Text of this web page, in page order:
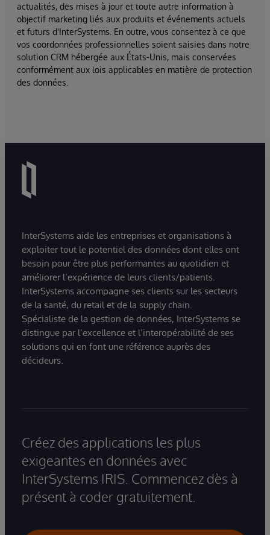
actualités, des mises à jour et toute autre information à
objectif marketing liés aux produits et événements actuels
et futurs d'InterSystems. En outre, vous consentez à ce que
vos coordonnées professionnelles soient saisies dans notre
solution CRM hébergée aux États-Unis, mais conservées
conformément aux lois applicables en matière de protection
des données.
InterSystems aide les entreprises et organisations à
exploiter tout le potentiel des données dont elles ont
besoin pour être plus performantes au quotidien et
améliorer l’expérience de leurs clients/patients.
InterSystems accompagne ses clients sur les secteurs
de la santé, du retail et de la supply chain.
Spécialiste de la gestion de données, InterSystems se
distingue par l’excellence et l’interopérabilité de ses
solutions qui en font une référence auprès des
décideurs.
Créez des applications les plus
exigeantes en données avec
InterSystems IRIS. Commencez dès à
présent à coder gratuitement.